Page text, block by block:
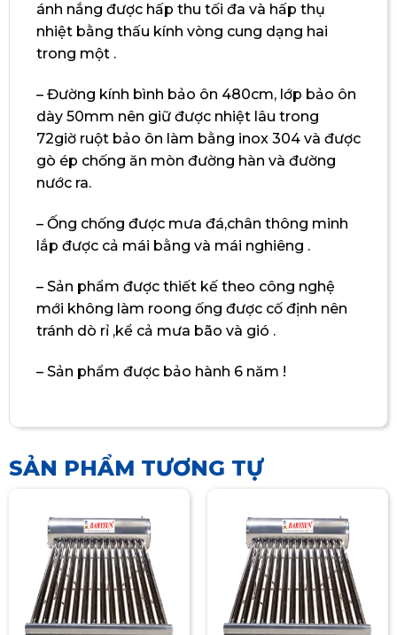
ánh nắng được hấp thu tối đa và hấp thụ
nhiệt bằng thấu kính vòng cung dạng hai
trong một .
– Đường kính bình bảo ôn 480cm, lớp bảo ôn
dày 50mm nên giữ được nhiệt lâu trong
72giờ ruột bảo ôn làm bằng inox 304 và được
gò ép chống ăn mòn đường hàn và đường
nước ra.
– Ống chống được mưa đá,chân thông minh
lắp được cả mái bằng và mái nghiêng .
– Sản phẩm được thiết kế theo công nghệ
mới không làm roong ống được cố định nên
tránh dò rỉ ,kể cả mưa bão và gió .
– Sản phẩm được bảo hành 6 năm !
SẢN PHẨM TƯƠNG TỰ